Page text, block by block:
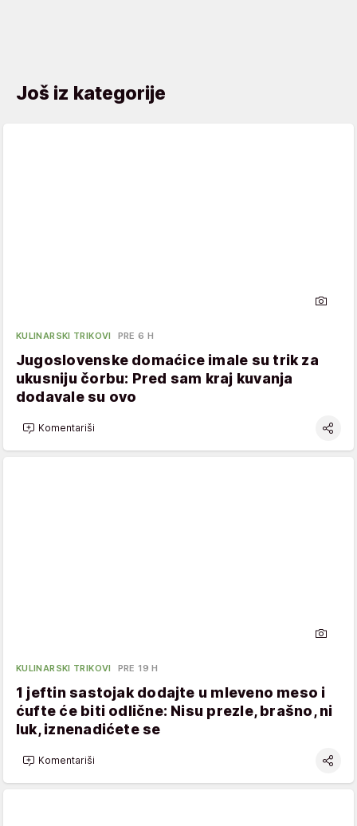
Još iz kategorije
KULINARSKI TRIKOVI PRE 6 H
Jugoslovenske domaćice imale su trik za
ukusniju čorbu: Pred sam kraj kuvanja
dodavale su ovo
Komentariši
KULINARSKI TRIKOVI PRE 19 H
1 jeftin sastojak dodajte u mleveno meso i
ćufte će biti odlične: Nisu prezle, brašno, ni
luk, iznenadićete se
Komentariši